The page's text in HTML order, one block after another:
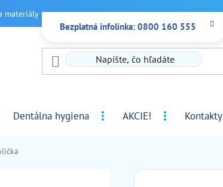
Bezplatná infolinka: 0800 160 555
materiály
Dentálna hygiena AKCIE! Kontakty